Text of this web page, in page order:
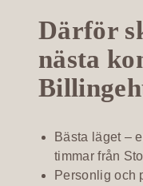
Därför
nästa
Bästa läget –
timmar från
Personlig och